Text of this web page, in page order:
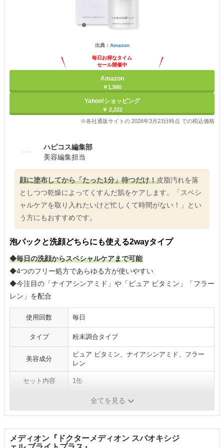
出典： Amazon
毎日お得なタイム
セール開催中
Amazon
￥1,980
Yahoo!ショッピング
￥ 2,222
※各社通販サイトの 2026年3月23日時点 での税込価格
ハピコス編集部
美容編集担当
顔に塗布してから「たった1分」待つだけ！皮脂汚れを落
としつつ乾燥によってくすんだ肌をケアします。「スペシ
ャルケアを取り入れたいけど忙しくて時間がない！」とい
う方にもおすすめです。
泡パックと洗顔どちらにも使える2wayタイプ
◆毎日の洗顔からスペシャルケアまで可能
◆4つのフリー処方であらゆる方が使いやすい
◆今注目の「ナイアシンアミド」や「ピュア ビタミン」「フラー
レン」を配合
使用回数 毎日
タイプ 粉末調合タイプ
美容成分
ピュア ビタミン、ナイアシンアミド、フラー
レン
セット内容 1缶
全てを見る
メディオン『ドクターメディオン スパオキシジ